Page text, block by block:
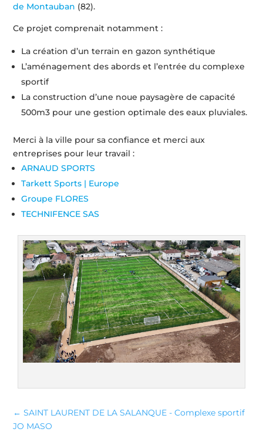
de Montauban (82).
Ce projet comprenait notamment :
La création d’un terrain en gazon synthétique
L’aménagement des abords et l’entrée du complexe
sportif
La construction d’une noue paysagère de capacité
500m3 pour une gestion optimale des eaux pluviales.
Merci à la ville pour sa confiance et merci aux
entreprises pour leur travail :
ARNAUD SPORTS
Tarkett Sports | Europe
Groupe FLORES
TECHNIFENCE SAS
←SAINT LAURENT DE LA SALANQUE - Complexe sportif
JO MASO